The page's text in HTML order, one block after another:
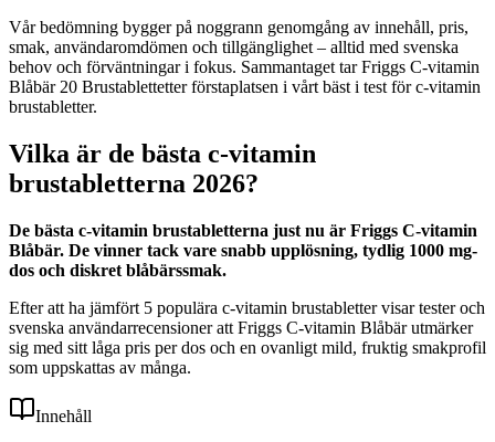
Vår bedömning bygger på noggrann genomgång av innehåll, pris,
smak, användaromdömen och tillgänglighet – alltid med svenska
behov och förväntningar i fokus. Sammantaget tar Friggs C-vitamin
Blåbär 20 Brustablettetter förstaplatsen i vårt bäst i test för c-vitamin
brustabletter.
Vilka är de bästa c-vitamin
brustabletterna 2026?
De bästa c-vitamin brustabletterna just nu är Friggs C-vitamin
Blåbär. De vinner tack vare snabb upplösning, tydlig 1000 mg-
dos och diskret blåbärssmak.
Efter att ha jämfört 5 populära c-vitamin brustabletter visar tester och
svenska användarrecensioner att Friggs C-vitamin Blåbär utmärker
sig med sitt låga pris per dos och en ovanligt mild, fruktig smakprofil
som uppskattas av många.
Innehåll